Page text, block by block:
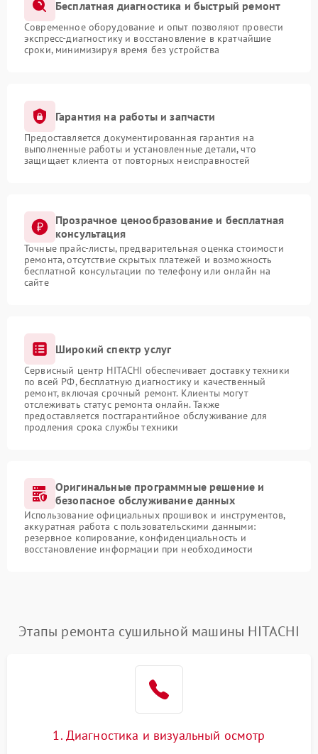
Бесплатная диагностика и быстрый ремонт
Современное оборудование и опыт позволяют провести
экспресс-диагностику и восстановление в кратчайшие
сроки, минимизируя время без устройства
Гарантия на работы и запчасти
Предоставляется документированная гарантия на
выполненные работы и установленные детали, что
защищает клиента от повторных неисправностей
Прозрачное ценообразование и бесплатная
консультация
Точные прайс-листы, предварительная оценка стоимости
ремонта, отсутствие скрытых платежей и возможность
бесплатной консультации по телефону или онлайн на
сайте
Широкий спектр услуг
Сервисный центр HITACHI обеспечивает доставку техники
по всей РФ, бесплатную диагностику и качественный
ремонт, включая срочный ремонт. Клиенты могут
отслеживать статус ремонта онлайн. Также
предоставляется постгарантийное обслуживание для
продления срока службы техники
Оригинальные программные решение и
безопасное обслуживание данных
Использование официальных прошивок и инструментов,
аккуратная работа с пользовательскими данными:
резервное копирование, конфиденциальность и
восстановление информации при необходимости
Этапы ремонта сушильной машины HITACHI
1. Диагностика и визуальный осмотр